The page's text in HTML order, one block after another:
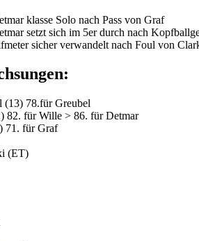
klasse Solo nach Pass von Graf
setzt sich im 5er durch nach
sicher verwandelt nach Foul von
(13) 78.für Greubel
82. für Wille > 86. für Detmar
71. für Graf
(ET)